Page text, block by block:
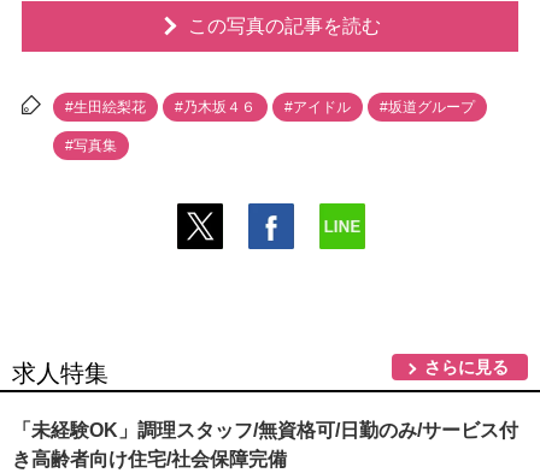
この写真の記事を読む
#生田絵梨花 #乃木坂４６ #アイドル #坂道グループ
#写真集
求人特集 さらに見る
「未経験OK」調理スタッフ/無資格可/日勤のみ/サービス付
き高齢者向け住宅/社会保障完備